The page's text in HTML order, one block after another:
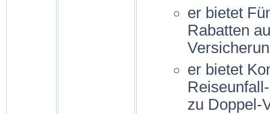
er bietet
Rabatten
er bietet
zu Doppel-